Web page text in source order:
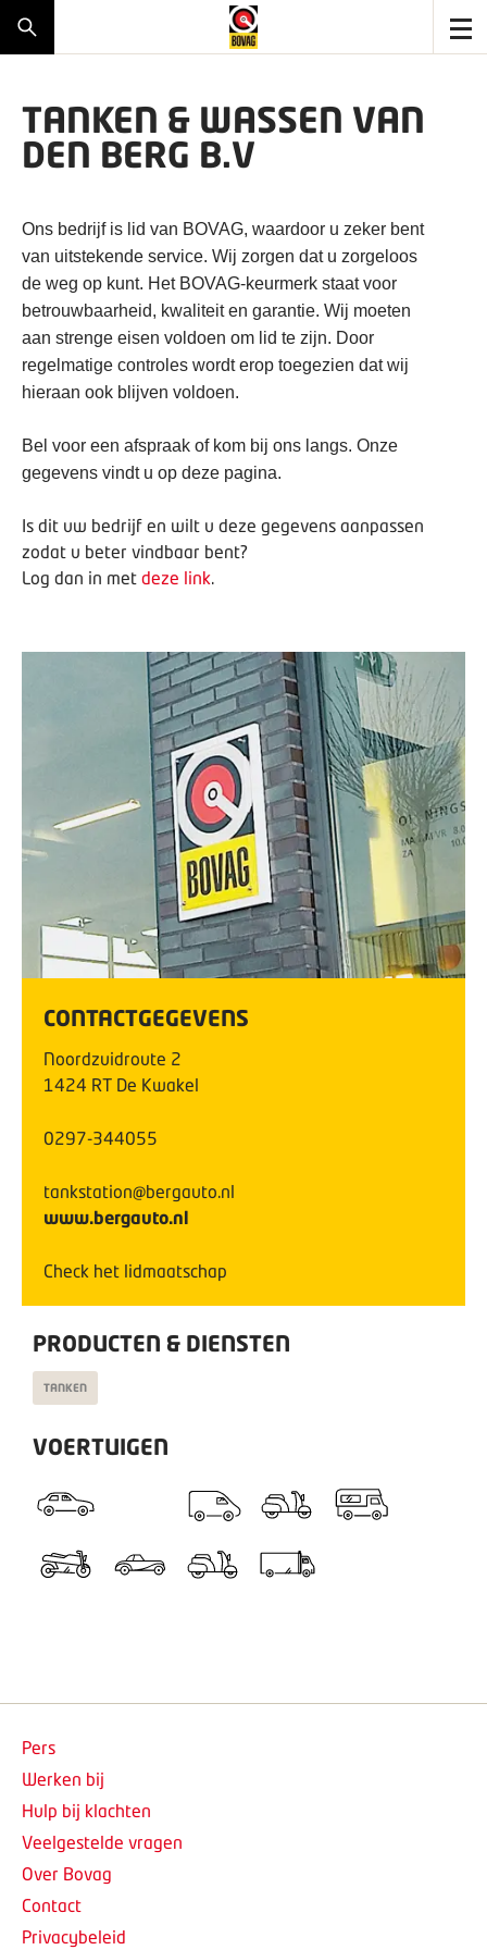
TANKEN & WASSEN VAN
DEN BERG B.V
Ons bedrijf is lid van BOVAG, waardoor u zeker bent
van uitstekende service. Wij zorgen dat u zorgeloos
de weg op kunt. Het BOVAG-keurmerk staat voor
betrouwbaarheid, kwaliteit en garantie. Wij moeten
aan strenge eisen voldoen om lid te zijn. Door
regelmatige controles wordt erop toegezien dat wij
hieraan ook blijven voldoen.
Bel voor een afspraak of kom bij ons langs. Onze
gegevens vindt u op deze pagina.
Is dit uw bedrijf en wilt u deze gegevens aanpassen
zodat u beter vindbaar bent?
Log dan in met deze link.
CONTACTGEGEVENS
Noordzuidroute 2
1424 RT De Kwakel
0297-344055
tankstation@bergauto.nl
www.bergauto.nl
Check het lidmaatschap
PRODUCTEN & DIENSTEN
TANKEN
VOERTUIGEN
Pers
Werken bij
Hulp bij klachten
Veelgestelde vragen
Over Bovag
Contact
Privacybeleid